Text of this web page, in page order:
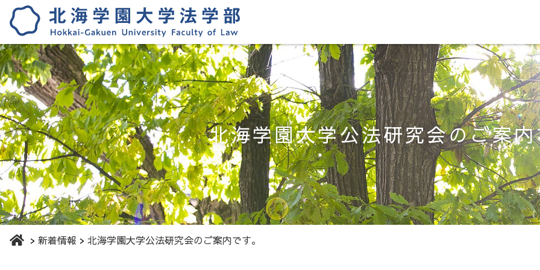
北海学園大学公法研究会のご案
新着情報 北海学園大学公法研究会のご案内です。